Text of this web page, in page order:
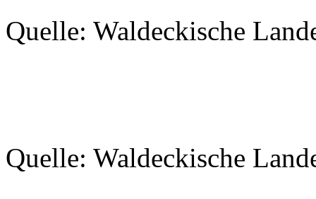
Quelle: Waldeckische
Quelle: Waldeckische